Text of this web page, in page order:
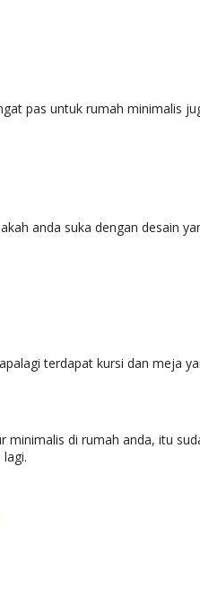
pas untuk rumah minimalis
anda suka dengan desain
terdapat kursi dan meja
minimalis di rumah anda, itu